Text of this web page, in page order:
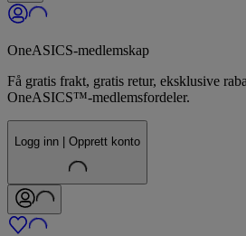
OneASICS-medlemskap
Få gratis frakt, gratis retur, eksklusive
OneASICS™-medlemsfordeler.
Logg inn | Opprett konto